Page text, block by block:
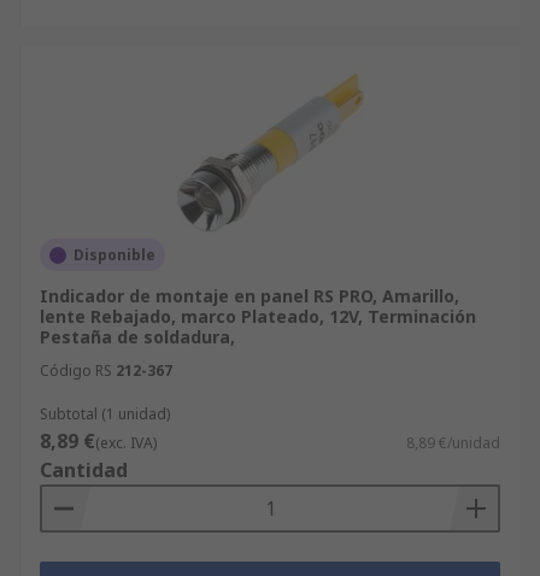
Disponible
Indicador de montaje en panel RS PRO, Amarillo,
lente Rebajado, marco Plateado, 12V, Terminación
Pestaña de soldadura,
Código RS 212-367
Subtotal (1 unidad)
8,89 €(exc. IVA) 8,89 €/unidad
Cantidad